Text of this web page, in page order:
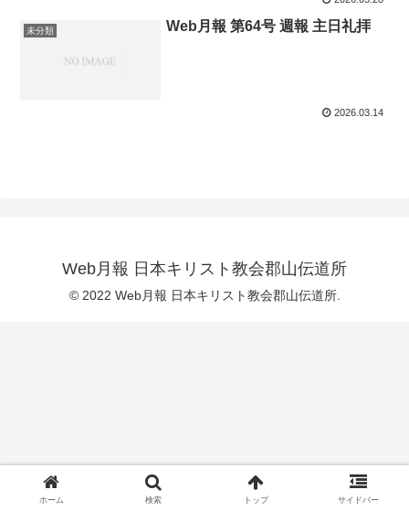
未分類 Web月報 第64号 週報 主日礼拝
2026.03.14
Web月報 日本キリスト教会郡山伝道所
© 2022 Web月報 日本キリスト教会郡山伝道所.
ホーム 検索 トップ サイドバー